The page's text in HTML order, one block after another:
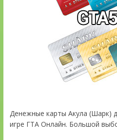
Денежные карты Акула (Шарк)
игре ГТА Онлайн. Большой